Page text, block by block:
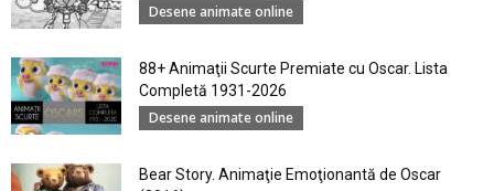
Desene animate online
88+ Animaţii Scurte Premiate cu Oscar. Lista
Completă 1931-2026
Desene animate online
Bear Story. Animaţie Emoţionantă de Oscar